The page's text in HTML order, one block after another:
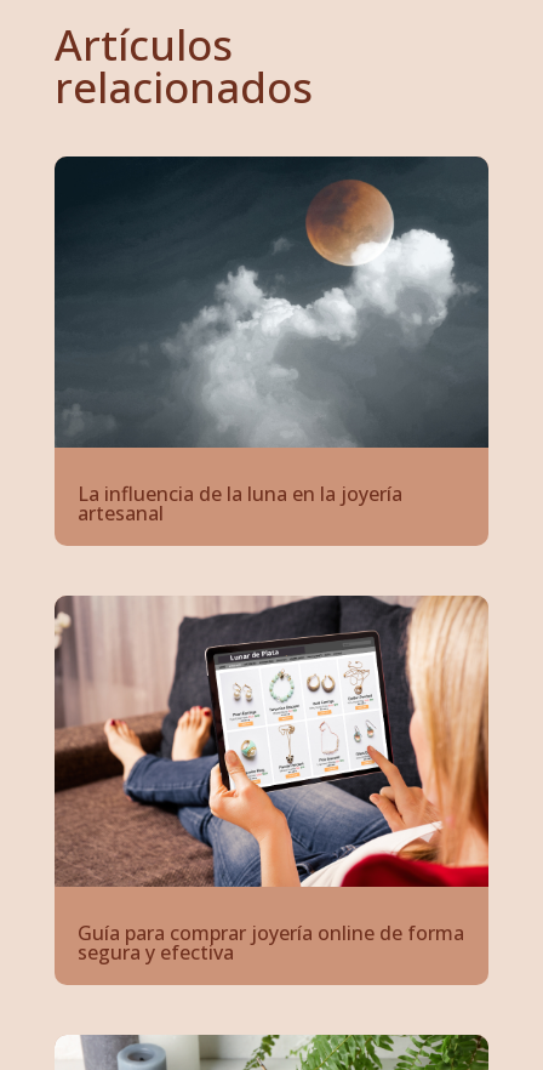
Artículos
relacionados
La influencia de la luna en la joyería
artesanal
Guía para comprar joyería online de forma
segura y efectiva